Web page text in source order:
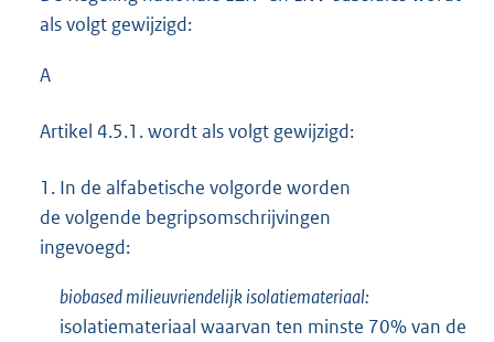
als volgt gewijzigd:
A
Artikel 4.5.1. wordt als volgt gewijzigd:
1. In de alfabetische volgorde worden
de volgende begripsomschrijvingen
ingevoegd:
biobased milieuvriendelijk isolatiemateriaal:
isolatiemateriaal waarvan ten minste 70% van de